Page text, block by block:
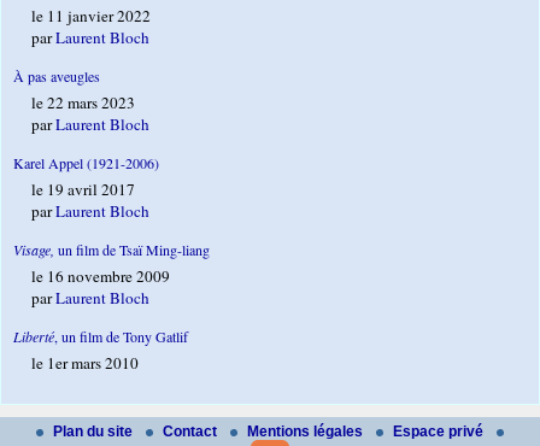
le 11 janvier 2022
parLaurent Bloch
À pas aveugles
le 22 mars 2023
parLaurent Bloch
Karel Appel (1921-2006)
le 19 avril 2017
parLaurent Bloch
Visage, un film de Tsaï Ming-liang
le 16 novembre 2009
parLaurent Bloch
Liberté, un film de Tony Gatlif
le 1er mars 2010
Plan du site Contact Mentions légales Espace privé